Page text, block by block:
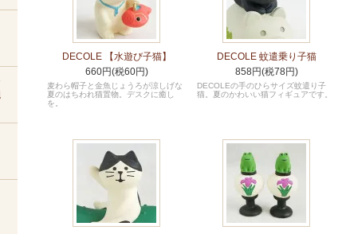
DECOLE 【水遊び子猫】
660円(税60円)
麦わら帽子と金魚じょうろが涼しげな
夏のはちわれ猫置物。デスクに癒し
を。
DECOLE 蚊遣乗り子猫
858円(税78円)
DECOLEの手のひらサイズ蚊遣り子
猫。夏のかわいい猫フィギュアです。